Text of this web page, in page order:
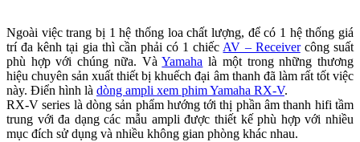
Ngoài việc trang bị 1 hệ thống loa chất lượng, để có 1 hệ thống giá
trí đa kênh tại gia thì cần phải có 1 chiếc AV – Receivercông suất
phù hợp với chúng nữa. VàYamaha là một trong những thương
hiệu chuyên sản xuất thiết bị khuếch đại âm thanh đã làm rất tốt việc
này. Điển hình là dòng ampli xem phim Yamaha RX-V.
RX-V series là dòng sản phẩm hướng tới thị phần âm thanh hifi tầm
trung với đa dạng các mẫu ampli được thiết kế phù hợp với nhiều
mục đích sử dụng và nhiều không gian phòng khác nhau.